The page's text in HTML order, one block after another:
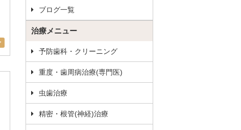
ブログ一覧
治療メニュー
予防歯科・クリーニング
重度・歯周病治療(専門医)
虫歯治療
精密・根管(神経)治療